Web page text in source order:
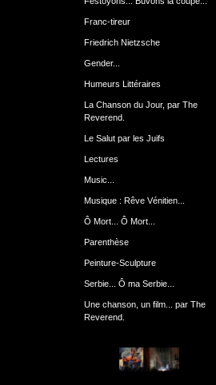
Franc-tireur
Friedrich Nietzsche
Gender...
Humeurs Littéraires
La Chanson du Jour, par The
Reverend.
Le Salut par les Juifs
Lectures
Music...
Musique : Rêve Vénitien...
Ô Mort... Ô Mort...
Parenthèse
Peinture-Sculpture
Serbie... Ô ma Serbie...
Une chanson, un film... par The
Reverend.